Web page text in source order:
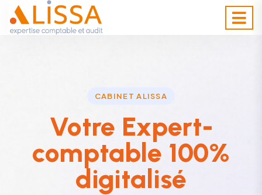
CABINET ALISSA
Votre Expert-
comptable 100%
digitalisé